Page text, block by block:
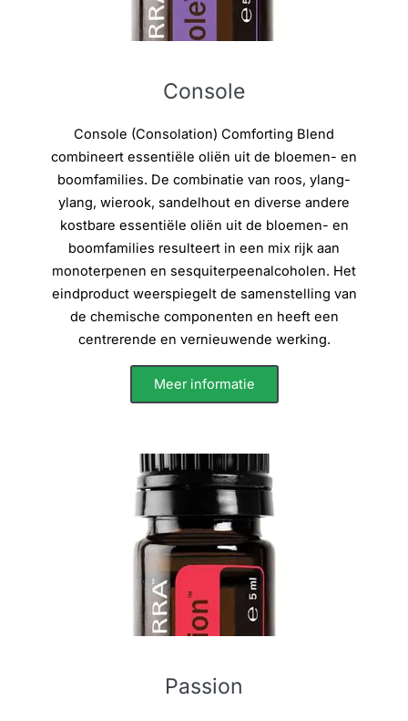
Console
Console (Consolation) Comforting Blend
combineert essentiële oliën uit de bloemen- en
boomfamilies. De combinatie van roos, ylang-
ylang, wierook, sandelhout en diverse andere
kostbare essentiële oliën uit de bloemen- en
boomfamilies resulteert in een mix rijk aan
monoterpenen en sesquiterpeenalcoholen. Het
eindproduct weerspiegelt de samenstelling van
de chemische componenten en heeft een
centrerende en vernieuwende werking.
Meer informatie
Passion